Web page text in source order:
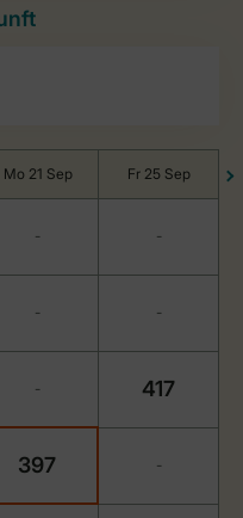
Mo 21 Sep Fr 25 Sep
- -
- -
- 417
397 -